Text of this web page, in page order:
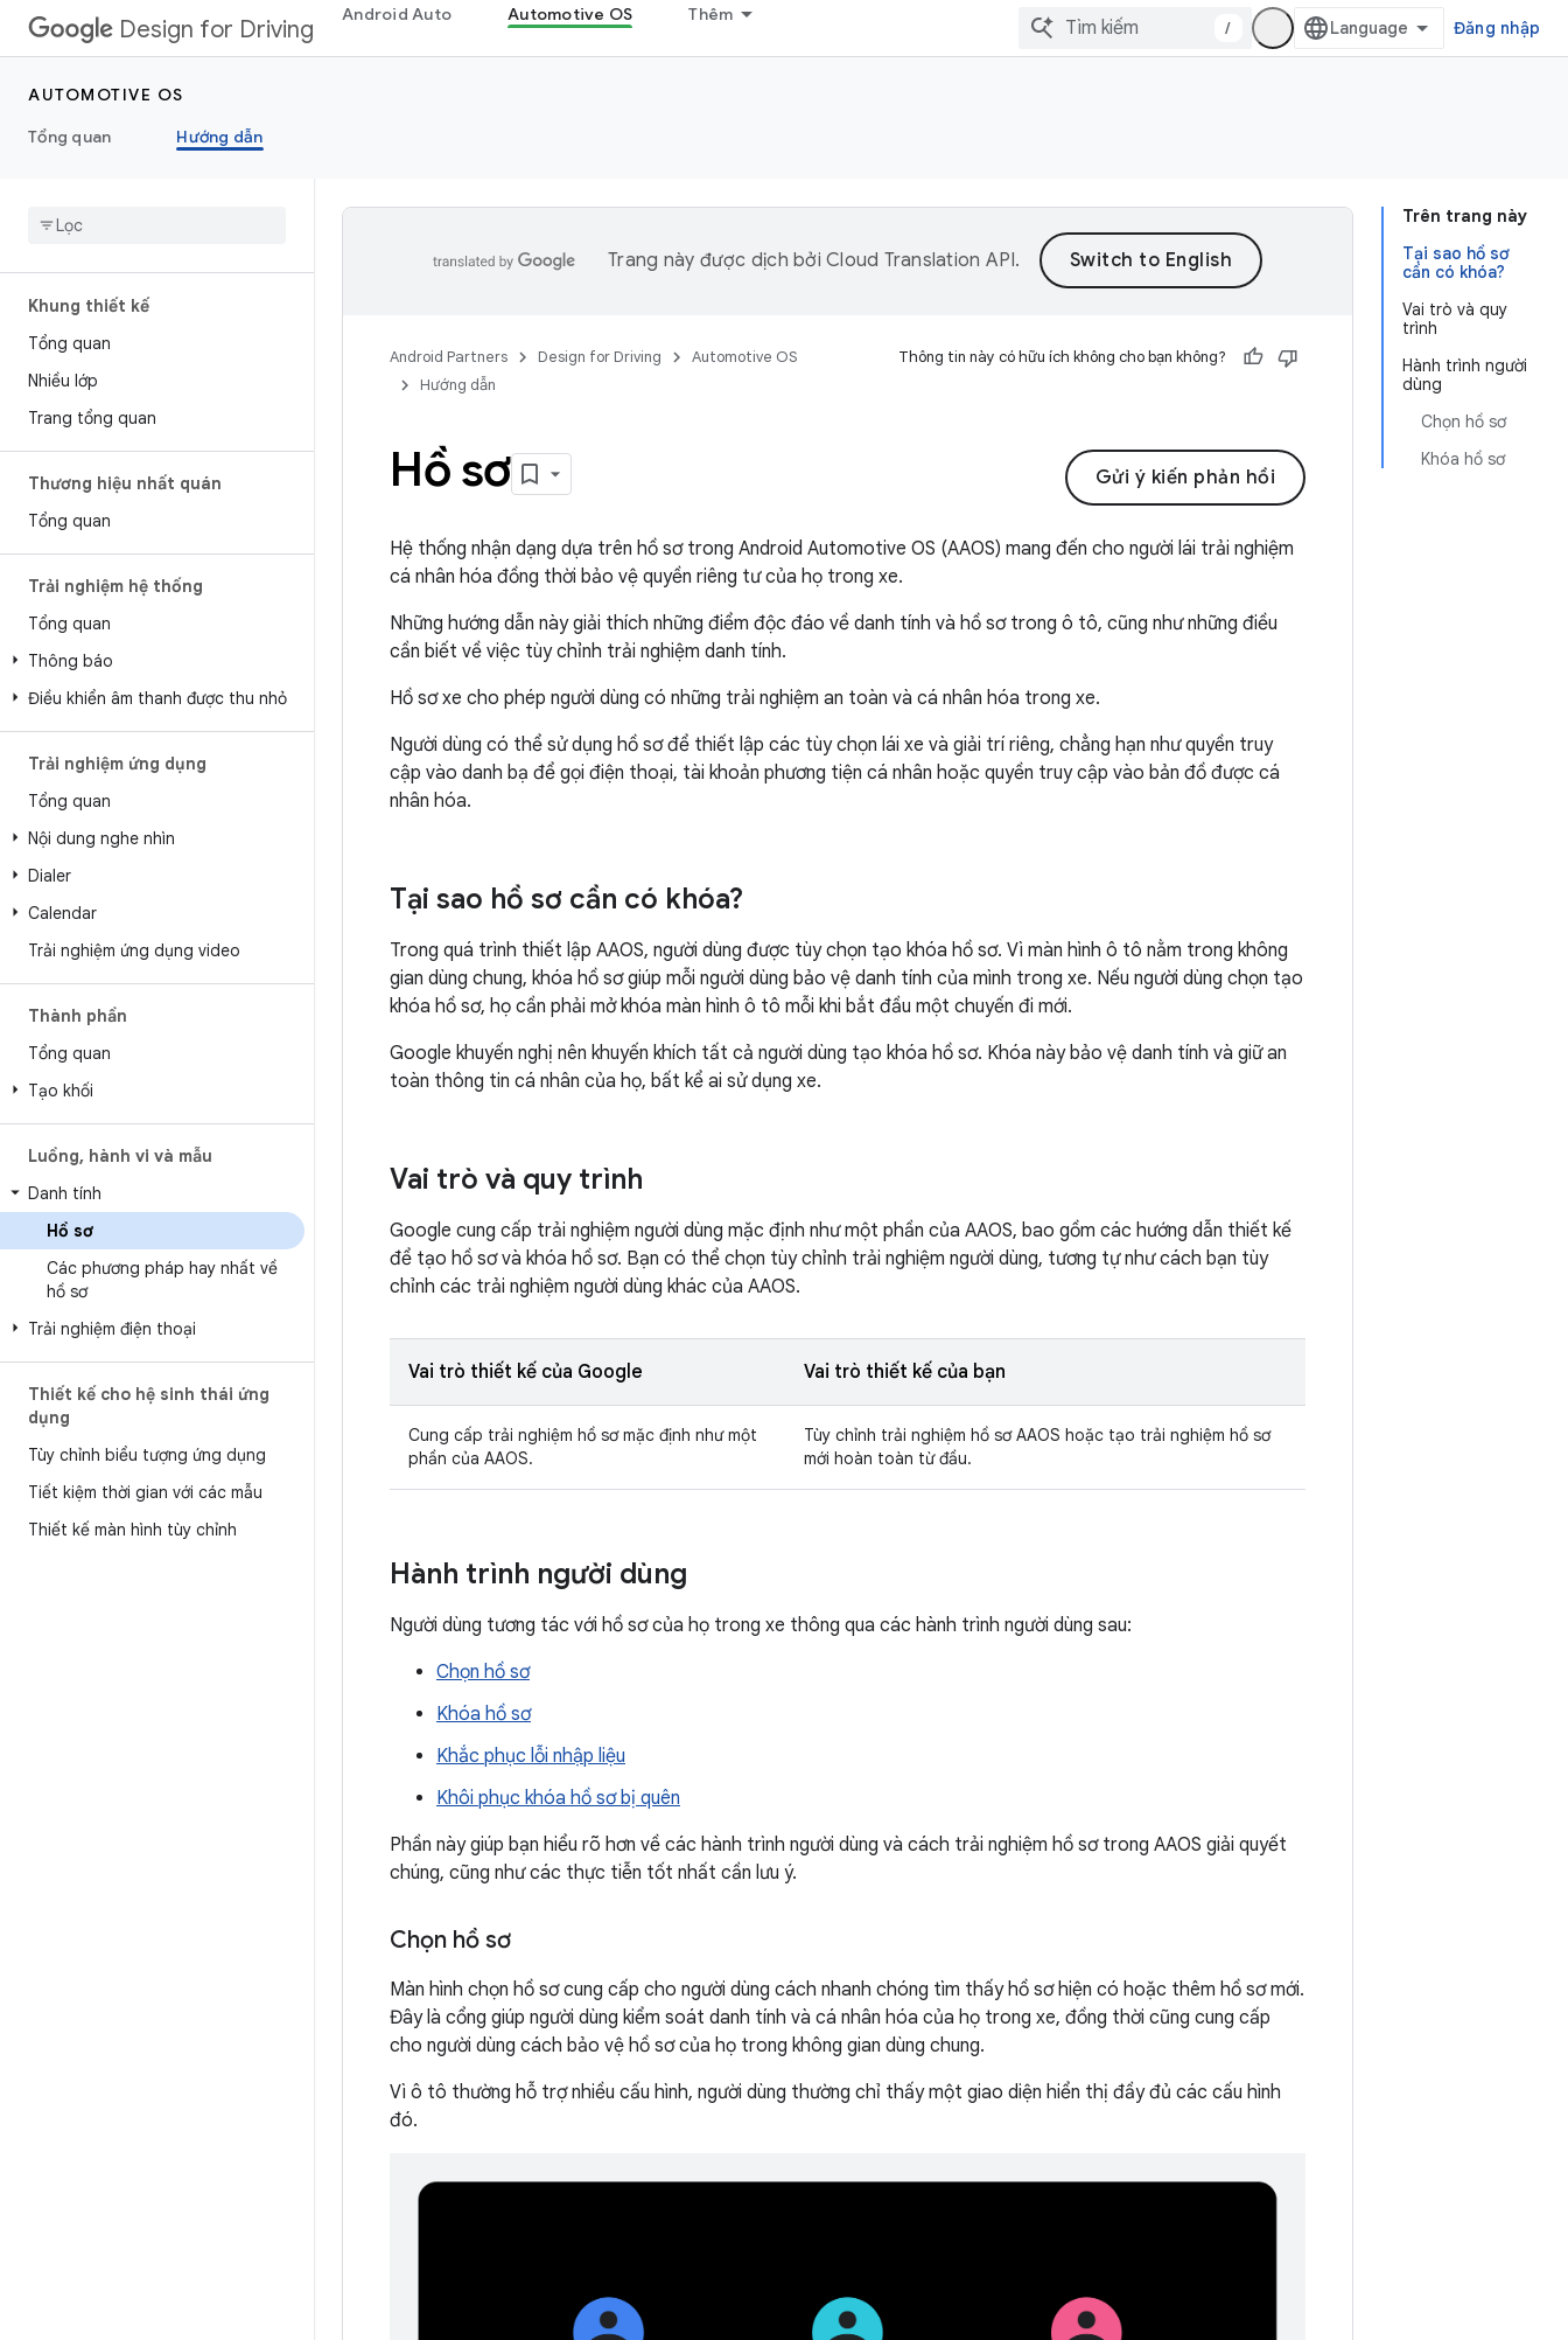
Design for Driving
Android Auto Automotive OS Thêm
/ Đăng nhập
AUTOMOTIVE OS
Tổng quan
Hướng dẫn
Khung thiết kế
Tổng quan
Nhiều lớp
Trang tổng quan
Thương hiệu nhất quán
Tổng quan
Trải nghiệm hệ thống
Tổng quan
Thông báo
Điều khiển âm thanh được thu nhỏ
Trải nghiệm ứng dụng
Tổng quan
Nội dung nghe nhìn
Dialer
Calendar
Trải nghiệm ứng dụng video
Thành phần
Tổng quan
Tạo khối
Luồng, hành vi và mẫu
Danh tính
Hồ sơ
Các phương pháp hay nhất về
hồ sơ
Trải nghiệm điện thoại
Thiết kế cho hệ sinh thái ứng
dụng
Tùy chỉnh biểu tượng ứng dụng
Tiết kiệm thời gian với các mẫu
Thiết kế màn hình tùy chỉnh
Trên trang này
Tại sao hồ sơ
cần có khóa?
Vai trò và quy
trình
Hành trình người
dùng
Chọn hồ sơ
Khóa hồ sơ
Trang này được dịch bởiCloud Translation API.
Android Partners Design for Driving
Automotive OS
Hướng dẫn
Thông tin này có hữu ích không cho bạn không?
Gửi ý kiến phản hồi
Hồ sơ
Hệ thống nhận dạng dựa trên hồ sơ trong Android Automotive OS (AAOS) mang đến cho người lái trải nghiệm
cá nhân hóa đồng thời bảo vệ quyền riêng tư của họ trong xe.
Những hướng dẫn này giải thích những điểm độc đáo về danh tính và hồ sơ trong ô tô, cũng như những điều
cần biết về việc tùy chỉnh trải nghiệm danh tính.
Hồ sơ xe cho phép người dùng có những trải nghiệm an toàn và cá nhân hóa trong xe.
Người dùng có thể sử dụng hồ sơ để thiết lập các tùy chọn lái xe và giải trí riêng, chẳng hạn như quyền truy
cập vào danh bạ để gọi điện thoại, tài khoản phương tiện cá nhân hoặc quyền truy cập vào bản đồ được cá
nhân hóa.
Tại sao hồ sơ cần có khóa?
Trong quá trình thiết lập AAOS, người dùng được tùy chọn tạo khóa hồ sơ. Vì màn hình ô tô nằm trong không
gian dùng chung, khóa hồ sơ giúp mỗi người dùng bảo vệ danh tính của mình trong xe. Nếu người dùng chọn tạo
khóa hồ sơ, họ cần phải mở khóa màn hình ô tô mỗi khi bắt đầu một chuyến đi mới.
Google khuyến nghị nên khuyến khích tất cả người dùng tạo khóa hồ sơ. Khóa này bảo vệ danh tính và giữ an
toàn thông tin cá nhân của họ, bất kể ai sử dụng xe.
Vai trò và quy trình
Google cung cấp trải nghiệm người dùng mặc định như một phần của AAOS, bao gồm các hướng dẫn thiết kế
để tạo hồ sơ và khóa hồ sơ. Bạn có thể chọn tùy chỉnh trải nghiệm người dùng, tương tự như cách bạn tùy
chỉnh các trải nghiệm người dùng khác của AAOS.
Vai trò thiết kế của Google Vai trò thiết kế của bạn
Cung cấp trải nghiệm hồ sơ mặc định như một
phần của AAOS.
Tùy chỉnh trải nghiệm hồ sơ AAOS hoặc tạo trải nghiệm hồ sơ
mới hoàn toàn từ đầu.
Hành trình người dùng
Người dùng tương tác với hồ sơ của họ trong xe thông qua các hành trình người dùng sau:
Chọn hồ sơ
Khóa hồ sơ
Khắc phục lỗi nhập liệu
Khôi phục khóa hồ sơ bị quên
Phần này giúp bạn hiểu rõ hơn về các hành trình người dùng và cách trải nghiệm hồ sơ trong AAOS giải quyết
chúng, cũng như các thực tiễn tốt nhất cần lưu ý.
Chọn hồ sơ
Màn hình chọn hồ sơ cung cấp cho người dùng cách nhanh chóng tìm thấy hồ sơ hiện có hoặc thêm hồ sơ mới.
Đây là cổng giúp người dùng kiểm soát danh tính và cá nhân hóa của họ trong xe, đồng thời cũng cung cấp
cho người dùng cách bảo vệ hồ sơ của họ trong không gian dùng chung.
Vì ô tô thường hỗ trợ nhiều cấu hình, người dùng thường chỉ thấy một giao diện hiển thị đầy đủ các cấu hình
đó.